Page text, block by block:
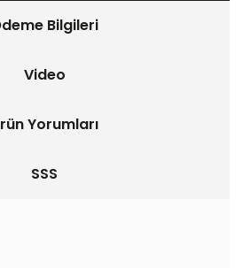
Bilgileri
Video
Yorumları
SSS